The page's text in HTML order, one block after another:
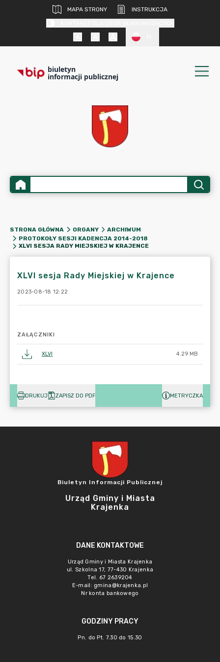
MAPA STRONY
INSTRUKCJA
biuletyn
informacji publicznej
STRONA GŁÓWNA ORGANY
ARCHIWUM
PROTOKOŁY SESJI KADENCJA 2014-2018
XLVI SESJA RADY MIEJSKIEJ W KRAJENCE
XLVI sesja Rady Miejskiej w Krajence
2023-08-18 12:22
ZAŁĄCZNIKI
XLVI 4.29 MB
DRUKUJ ZAPISZ DO PDF METRYCZKA
Biuletyn Informacji Publicznej
Urząd Gminy i Miasta
Krajenka
DANE KONTAKTOWE
Urząd Gminy i Miasta Krajenka
ul. Szkolna 17, 77-430 Krajenka
Tel. 67 2639204
E-mail: gmina@krajenka.pl
Nr konta bankowego
GODZINY PRACY
Pn. do Pt. 7.30 do 15.30